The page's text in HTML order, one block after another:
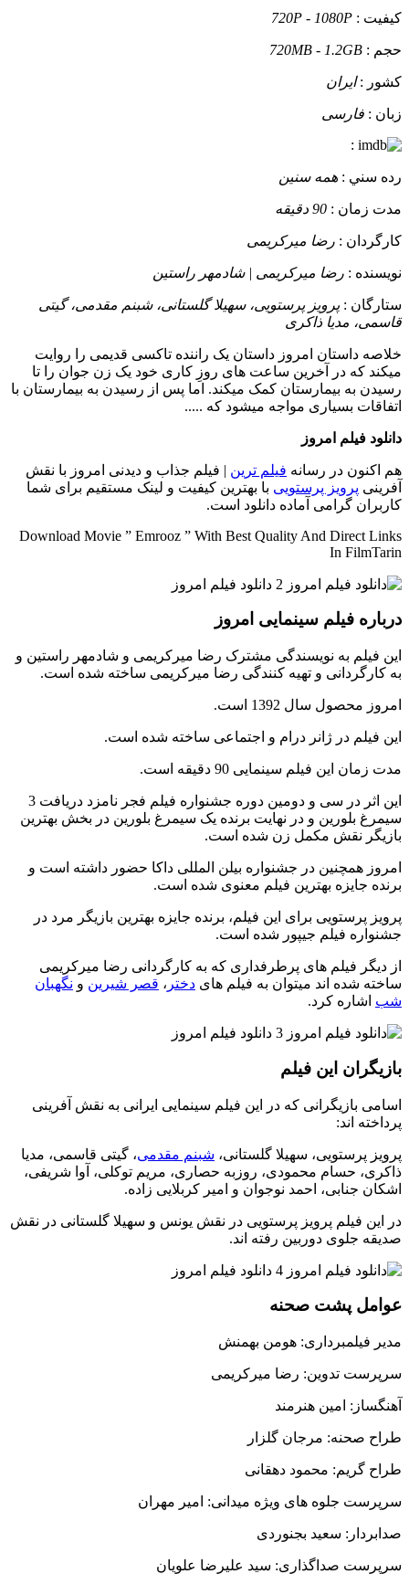
کيفيت : 720P - 1080P
حجم : 720MB - 1.2GB
کشور :ایران
زبان : فارسی
:
رده سني : همه سنین
مدت زمان : 90 دقیقه
کارگردان : رضا میرکریمی
نويسنده : رضا میرکریمی | شادمهر راستین
ستارگان :پرویز پرستویی، سهیلا گلستانی، شبنم مقدمی، گیتی
قاسمی، مدیا ذاکری
خلاصه داستان امروز داستان یک راننده تاکسی قدیمی را روایت
میکند که در آخرین ساعت های روزِ کاری خود یک زن جوان را تا
رسیدن به بیمارستان کمک میکند. اما پس از رسیدن به بیمارستان با
اتفاقات بسیاری مواجه میشود که .....
دانلود فیلم امروز
هم اکنون در رسانه فیلم ترین | فیلم جذاب و دیدنی امروز با نقش
آفرینی پرویز پرستویی با بهترین کیفیت و لینک مستقیم برای شما
کاربران گرامی آماده دانلود است.
Download Movie ” Emrooz ” With Best Quality And Direct Links
In FilmTarin
درباره فیلم سینمایی امروز
این فیلم به نویسندگی مشترک رضا میرکریمی و شادمهر راستین و
به کارگردانی و تهیه کنندگی رضا میرکریمی ساخته شده است.
امروز محصول سال 1392 است.
این فیلم در ژانر درام و اجتماعی ساخته شده است.
مدت زمان این فیلم سینمایی 90 دقیقه است.
این اثر در سی و دومین دوره جشنواره فیلم فجر نامزد دریافت 3
سیمرغ بلورین و در نهایت برنده یک سیمرغ بلورین در بخش بهترین
بازیگر نقش مکمل زن شده است.
امروز همچنین در جشنواره بیلن المللی داکا حضور داشته است و
برنده جایزه بهترین فیلم معنوی شده است.
پرویز پرستویی برای این فیلم، برنده جایزه بهترین بازیگر مرد در
جشنواره فیلم جیپور شده است.
از دیگر فیلم های پرطرفداری که به کارگردانی رضا میرکریمی
ساخته شده اند میتوان به فیلم های دختر ، قصر شیرین و نگهبان
شب اشاره کرد.
بازیگران این فیلم
اسامی بازیگرانی که در این فیلم سینمایی ایرانی به نقش آفرینی
پرداخته اند:
پرویز پرستویی، سهیلا گلستانی، شبنم مقدمی، گیتی قاسمی، مدیا
ذاکری، حسام محمودی، روزبه حصاری، مریم توکلی، آوا شریفی،
اشکان جنابی، احمد نوجوان و امیر کربلایی زاده.
در این فیلم پرویز پرستویی در نقش یونس و سهیلا گلستانی در نقش
صدیقه جلوی دوربین رفته اند.
عوامل پشت صحنه
مدیر فیلمبرداری: هومن بهمنش
سرپرست تدوین: رضا میرکریمی
آهنگساز: امین هنرمند
طراح صحنه: مرجان گلزار
طراح گریم: محمود دهقانی
سرپرست جلوه های ویژه میدانی: امیر مهران
صدابردار: سعید بجنوردی
سرپرست صداگذاری: سید علیرضا علویان